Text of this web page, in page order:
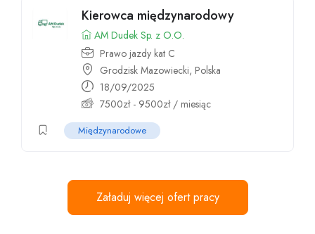
Kierowca międzynarodowy
AM Dudek Sp. z O.O.
Prawo jazdy kat C
Grodzisk Mazowiecki, Polska
18/09/2025
7500zł- 9500zł/ miesiąc
Międzynarodowe
Załaduj więcej ofert pracy